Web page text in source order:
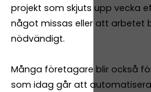
projekt som skjuts upp vecka
något missas eller att arbetet
nödvändigt.
Många företagare blir också
som idag går att